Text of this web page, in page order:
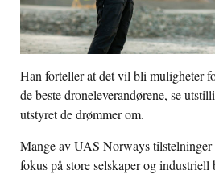
Han forteller at det vil bli muligheter
de beste droneleverandørene, se
utstyret de drømmer om.
Mange av UAS Norways
fokus på store selskaper og industriell